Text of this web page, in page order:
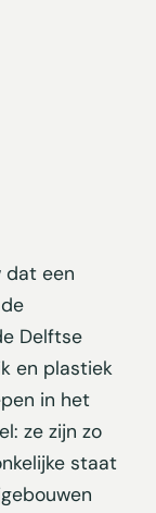
dat een
Delftse
en plastiek
in het
ze zijn zo
staat